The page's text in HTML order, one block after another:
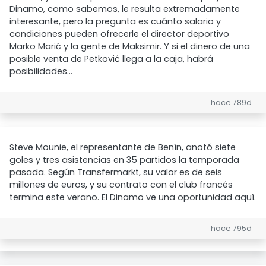
Dinamo, como sabemos, le resulta extremadamente
interesante, pero la pregunta es cuánto salario y
condiciones pueden ofrecerle el director deportivo
Marko Marić y la gente de Maksimir. Y si el dinero de una
posible venta de Petković llega a la caja, habrá
posibilidades...
hace 789d
Steve Mounie, el representante de Benín, anotó siete
goles y tres asistencias en 35 partidos la temporada
pasada. Según Transfermarkt, su valor es de seis
millones de euros, y su contrato con el club francés
termina este verano. El Dinamo ve una oportunidad aquí.
hace 795d